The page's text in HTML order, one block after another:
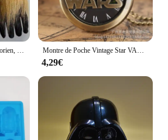
Casque Star VANdu Mandalorien, jouet pour Halloween, cosplay, tête de cimetière, chasseur de primes, masque d'émulsion, cadeau de Noël Montre de Poche Vintage Star VANpour Homme et Femme, Pendentif à Quartz Anime Mignon, Collier Creux, Mode Chiffre Romain, Horloge, Cadeaux, JOGifts
4,29€